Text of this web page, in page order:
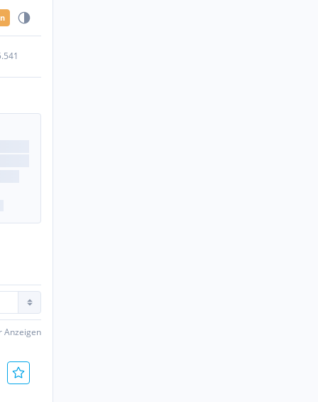
Anzeigen